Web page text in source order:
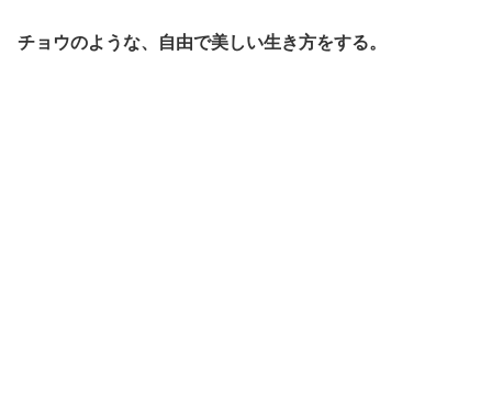
チョウのような、自由で美しい生き方をする。